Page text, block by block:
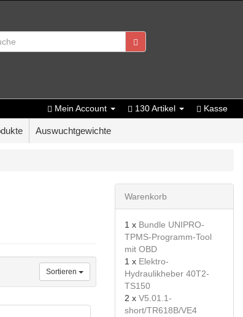
Mein Account 130 Artikel Kasse
Auswuchtgewichte
Sortieren
Warenkorb
1 x Bundle UNIPRO-
TPMS-Programm-Tool
mit OBD
1 x Elektro-
Hydraulikheber 40T2-
TS150
2 x V5.01.1-
short/TR618B/VE4